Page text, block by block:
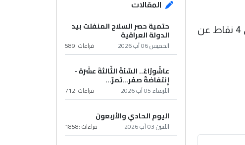
وبهذا الفوز، ارتفع رصيد برشلونة إلى 58 نقطة في صدارة الدوري الإسباني، مواصلًا تقدمه بفارق 4 نقاط عن
المقالات
حتمية حصر السلاح المنفلت بيد
الدولة العراقية
الخميس 06 آب 2026 قراءات :589
عاشُورْاءُ.. السّنَةُ الثّالثةَ عشَرَة -
إِنتفاضةُ صفَر…تمرّ...
الأربعاء 05 آب 2026 قراءات :712
اليوم الحادي والأربعون
الأثنين 03 آب 2026 قراءات :1858